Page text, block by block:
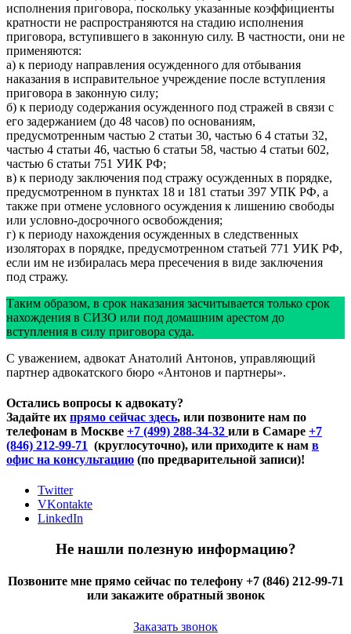
исполнения приговора, поскольку указанные коэффициенты
кратности не распространяются на стадию исполнения
приговора, вступившего в законную силу. В частности, они не
применяются:
а) к периоду направления осужденного для отбывания
наказания в исправительное учреждение после вступления
приговора в законную силу;
б) к периоду содержания осужденного под стражей в связи с
его задержанием (до 48 часов) по основаниям,
предусмотренным частью 2 статьи 30, частью 6 4 статьи 32,
частью 4 статьи 46, частью 6 статьи 58, частью 4 статьи 602,
частью 6 статьи 751 УИК РФ;
в) к периоду заключения под стражу осужденных в порядке,
предусмотренном в пунктах 18 и 181 статьи 397 УПК РФ, а
также при отмене условного осуждения к лишению свободы
или условно-досрочного освобождения;
г) к периоду нахождения осужденных в следственных
изоляторах в порядке, предусмотренном статьей 771 УИК РФ,
если им не избиралась мера пресечения в виде заключения
под стражу.
Таким образом, в срок наказания засчитывается только срок
нахождения в СИЗО или под домашним арестом до
вступления в силу приговора суда.
С уважением, адвокат Анатолий Антонов, управляющий
партнер адвокатского бюро «Антонов и партнеры».
Остались вопросы к адвокату?
Задайте их прямо сейчас здесь, или позвоните нам по
телефонам в Москве +7 (499) 288-34-32 или в Самаре +7
(846) 212-99-71 (круглосуточно), или приходите к нам в
офис на консультацию (по предварительной записи)!
Twitter
VKontakte
LinkedIn
Не нашли полезную информацию?
Позвоните мне прямо сейчас по телефону +7 (846) 212-99-71
или закажите обратный звонок
Заказать звонок